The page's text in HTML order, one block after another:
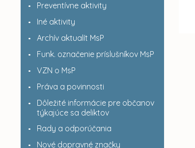
Preventívne aktivity
Iné aktivity
Archív aktualít MsP
Funk. označenie príslušníkov MsP
VZN o MsP
Práva a povinnosti
Dôležité informácie pre občanov
týkajúce sa deliktov
Rady a odporúčania
Nové dopravné značky